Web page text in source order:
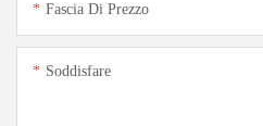
Fascia Di Prezzo
Soddisfare